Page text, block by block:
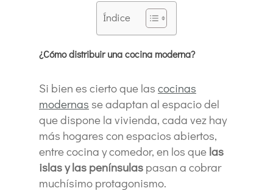
Índice
¿Cómo distribuir una cocina moderna?
Si bien es cierto que las cocinas
modernas se adaptan al espacio del
que dispone la vivienda, cada vez hay
más hogares con espacios abiertos,
entre cocina y comedor, en los que las
islas y las penínsulas pasan a cobrar
muchísimo protagonismo.